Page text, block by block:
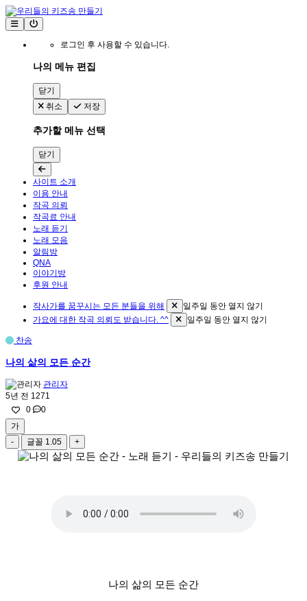
로그인 후 사용할 수 있습니다.
나의 메뉴 편집
닫기
취소
저장
추가할 메뉴 선택
닫기
사이트 소개
이용 안내
작곡 의뢰
작곡료 안내
노래 듣기
노래 모음
알림방
QNA
이야기방
후원 안내
작사가를 꿈꾸시는 모든 분들을 위해
일주일 동안 열지 않기
가요에 대한 작곡 의뢰도 받습니다. ^^
일주일 동안 열지 않기
찬송
나의 삶의 모든 순간
관리자
5년 전 1271
0
0
가
-
글꼴 1.05 +
나의 삶의 모든 순간